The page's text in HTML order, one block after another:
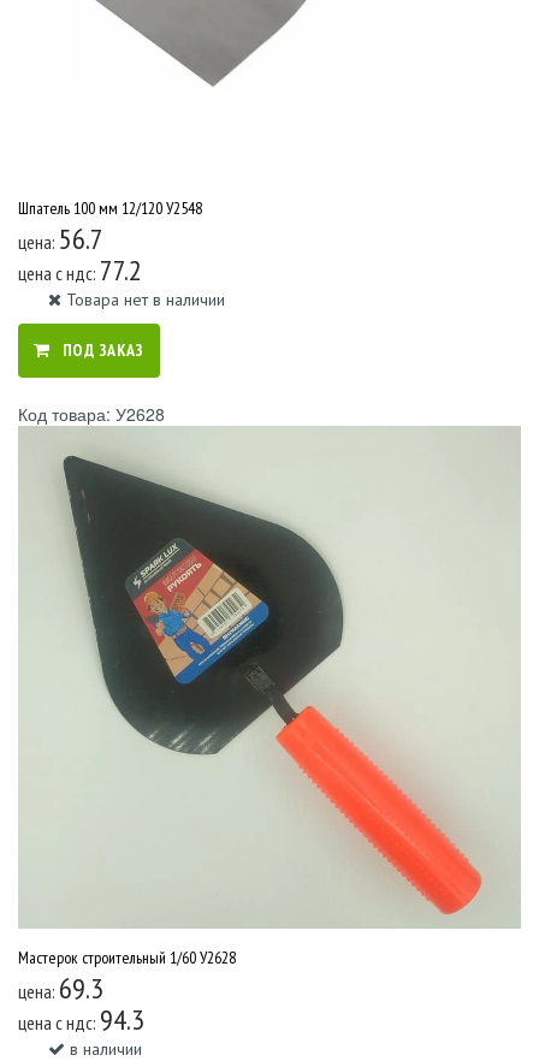
Шпатель 100 мм 12/120 У2548
цена: 56.7
цена c ндс: 77.2
Товара нет в наличии
ПОД ЗАКАЗ
Код товара: У2628
Мастерок строительный 1/60 У2628
цена: 69.3
цена c ндс: 94.3
в наличии